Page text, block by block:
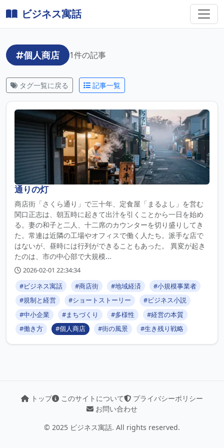
ビジネス寓話
個人商店 1件の記事
タグ一覧に戻る 記事一覧
通りの灯
商店街「さくら通り」で三十年、定食屋「まるよし」を営む
関口正志は、朝五時に起きて出汁を引くことから一日を始め
る。妻の和子と二人、十二席のカウンターを切り盛りしてき
た。常連は近隣の工場やオフィスで働く人たち。派手な店で
はないが、昼時には行列ができることもあった。 異変が起き
たのは、市の中心部で大規模...
2026-02-01 22:34:34
#ビジネス寓話
#商店街 #地域経済
#小規模事業者
#規制と経営
#ショートストーリー
#ビジネス小説
#中小企業
#まちづくり #多様性
#経営の本質
#働き方
#個人商店 #街の風景 #生き残り戦略
トップ このサイトについて
プライバシーポリシー
お問い合わせ
© 2025 ビジネス寓話. All rights reserved.